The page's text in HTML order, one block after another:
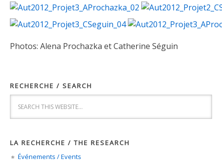
Photos: Alena Prochazka et Catherine Séguin
RECHERCHE / SEARCH
LA RECHERCHE / THE RESEARCH
Événements / Events